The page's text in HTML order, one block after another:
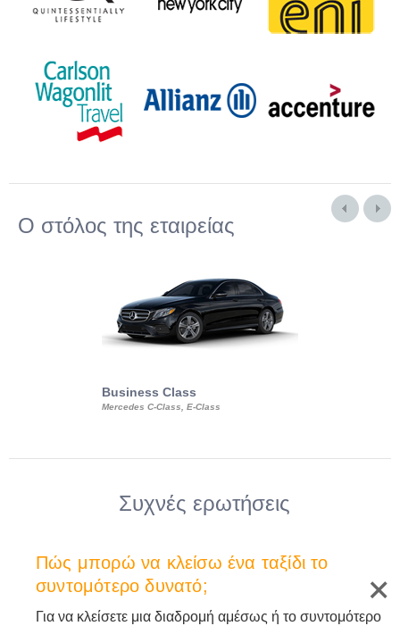
Ο στόλος της εταιρείας
Business Class
Mercedes C-Class, E-Class
Συχνές ερωτήσεις
Πώς μπορώ να κλείσω ένα ταξίδι το
συντομότερο δυνατό;
Για να κλείσετε μια διαδρομή αμέσως ή το συντομότερο